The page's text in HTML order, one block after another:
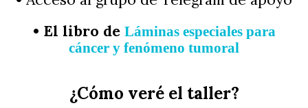
• El libro de Láminas especiales para
cáncer y fenómeno tumoral
¿Cómo veré el taller?